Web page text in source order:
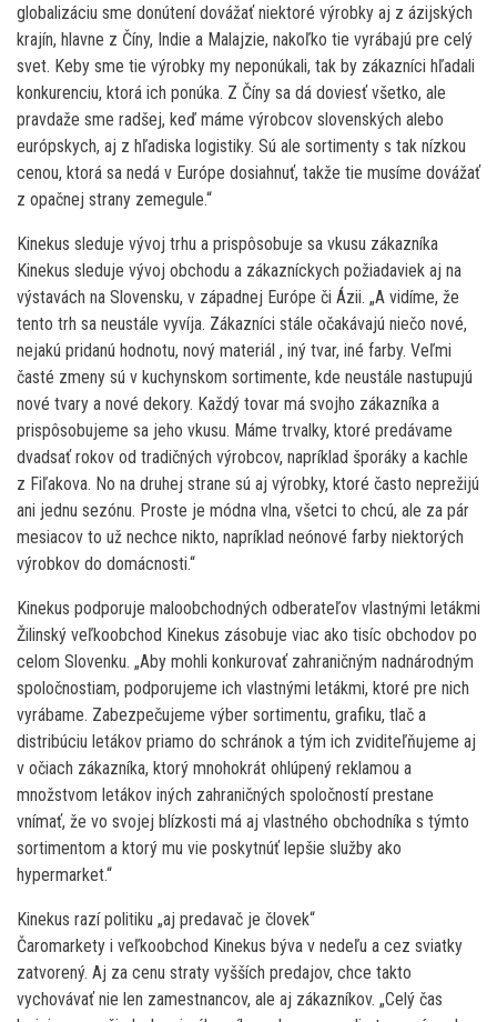
globalizáciu sme donútení dovážať niektoré výrobky aj z ázijských
krajín, hlavne z Číny, Indie a Malajzie, nakoľko tie vyrábajú pre celý
svet. Keby sme tie výrobky my neponúkali, tak by zákazníci hľadali
konkurenciu, ktorá ich ponúka. Z Číny sa dá doviesť všetko, ale
pravdaže sme radšej, keď máme výrobcov slovenských alebo
európskych, aj z hľadiska logistiky. Sú ale sortimenty s tak nízkou
cenou, ktorá sa nedá v Európe dosiahnuť, takže tie musíme dovážať
z opačnej strany zemegule.“
Kinekus sleduje vývoj trhu a prispôsobuje sa vkusu zákazníka
Kinekus sleduje vývoj obchodu a zákazníckych požiadaviek aj na
výstavách na Slovensku, v západnej Európe či Ázii. „A vidíme, že
tento trh sa neustále vyvíja. Zákazníci stále očakávajú niečo nové,
nejakú pridanú hodnotu, nový materiál , iný tvar, iné farby. Veľmi
časté zmeny sú v kuchynskom sortimente, kde neustále nastupujú
nové tvary a nové dekory. Každý tovar má svojho zákazníka a
prispôsobujeme sa jeho vkusu. Máme trvalky, ktoré predávame
dvadsať rokov od tradičných výrobcov, napríklad šporáky a kachle
z Fiľakova. No na druhej strane sú aj výrobky, ktoré často neprežijú
ani jednu sezónu. Proste je módna vlna, všetci to chcú, ale za pár
mesiacov to už nechce nikto, napríklad neónové farby niektorých
výrobkov do domácnosti.“
Kinekus podporuje maloobchodných odberateľov vlastnými letákmi
Žilinský veľkoobchod Kinekus zásobuje viac ako tisíc obchodov po
celom Slovenku. „Aby mohli konkurovať zahraničným nadnárodným
spoločnostiam, podporujeme ich vlastnými letákmi, ktoré pre nich
vyrábame. Zabezpečujeme výber sortimentu, grafiku, tlač a
distribúciu letákov priamo do schránok a tým ich zviditeľňujeme aj
v očiach zákazníka, ktorý mnohokrát ohlúpený reklamou a
množstvom letákov iných zahraničných spoločností prestane
vnímať, že vo svojej blízkosti má aj vlastného obchodníka s týmto
sortimentom a ktorý mu vie poskytnúť lepšie služby ako
hypermarket.“
Kinekus razí politiku „aj predavač je človek“
Čaromarkety i veľkoobchod Kinekus býva v nedeľu a cez sviatky
zatvorený. Aj za cenu straty vyšších predajov, chce takto
vychovávať nie len zamestnancov, ale aj zákazníkov. „Celý čas